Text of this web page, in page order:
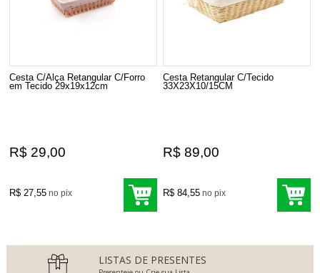
Cesta C/Alça Retangular C/Forro
em Tecido 29x19x12cm
R$ 29,00
R$ 27,55 no pix
Cesta Retangular C/Tecido
33X23X10/15CM
R$ 89,00
R$ 84,55 no pix
LISTAS DE PRESENTES